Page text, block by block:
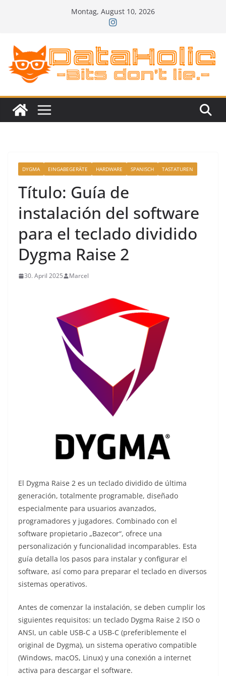
Montag, August 10, 2026
DYGMA EINGABEGERÄTE HARDWARE SPANISCH TASTATUREN
Título: Guía de
instalación del software
para el teclado dividido
Dygma Raise 2
30. April 2025 Marcel
El Dygma Raise 2 es un teclado dividido de última
generación, totalmente programable, diseñado
especialmente para usuarios avanzados,
programadores y jugadores. Combinado con el
software propietario „Bazecor“, ofrece una
personalización y funcionalidad incomparables. Esta
guía detalla los pasos para instalar y configurar el
software, así como para preparar el teclado en diversos
sistemas operativos.
Antes de comenzar la instalación, se deben cumplir los
siguientes requisitos: un teclado Dygma Raise 2 ISO o
ANSI, un cable USB-C a USB-C (preferiblemente el
original de Dygma), un sistema operativo compatible
(Windows, macOS, Linux) y una conexión a internet
activa para descargar el software.